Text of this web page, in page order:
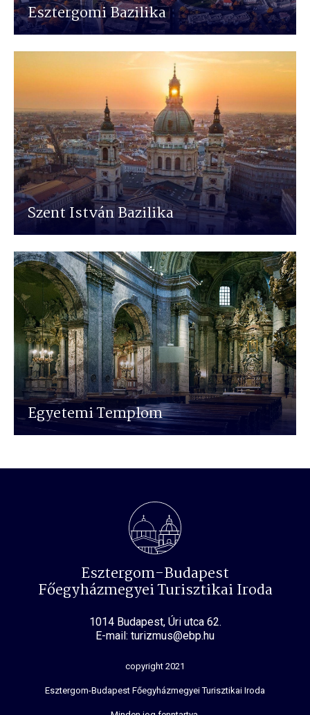
Esztergomi Bazilika
Szent István Bazilika
Egyetemi Templom
Esztergom-Budapest
Főegyházmegyei Turisztikai Iroda
1014 Budapest, Úri utca 62.
E-mail: turizmus@ebp.hu
copyright 2021
Esztergom-Budapest Főegyházmegyei Turisztikai Iroda